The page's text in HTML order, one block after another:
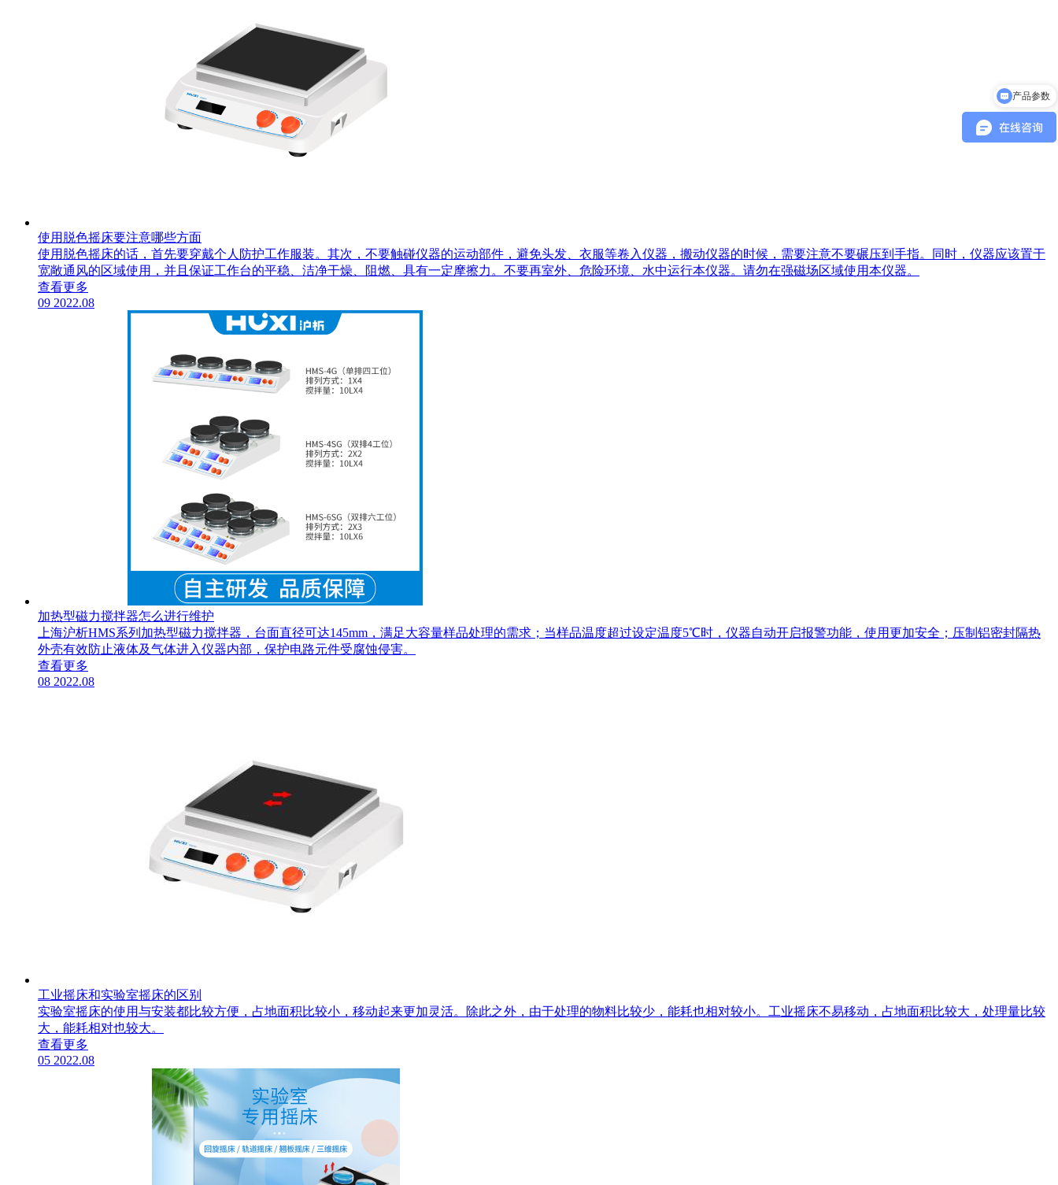
使用脱色摇床要注意哪些方面
使用脱色摇床的话，首先要穿戴个人防护工作服装。其次，不要触碰仪器的运动部件，避免头发、衣服等卷入仪器，搬动仪器的时候，需要注意不要碾压到手指。同时，仪器应该置于
宽敞通风的区域使用，并且保证工作台的平稳、洁净干燥、阻燃、具有一定摩擦力。不要再室外、危险环境、水中运行本仪器。请勿在强磁场区域使用本仪器。
查看更多
09 2022.08
加热型磁力搅拌器怎么进行维护
上海沪析HMS系列加热型磁力搅拌器，台面直径可达145mm，满足大容量样品处理的需求；当样品温度超过设定温度5℃时，仪器自动开启报警功能，使用更加安全；压制铝密封隔热
外壳有效防止液体及气体进入仪器内部，保护电路元件受腐蚀侵害。
查看更多
08 2022.08
工业摇床和实验室摇床的区别
实验室摇床的使用与安装都比较方便，占地面积比较小，移动起来更加灵活。除此之外，由于处理的物料比较少，能耗也相对较小。工业摇床不易移动，占地面积比较大，处理量比较
大，能耗相对也较大。
查看更多
05 2022.08
产品视频